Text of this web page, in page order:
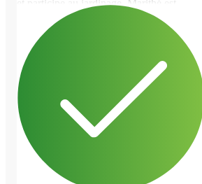
et participe au jardinage. Marithé est
journaliste et est principalement en
télétravail avec quelques déplacements. Et
la maman d'Eric, invalide vit aussi à notre
domicile et bénéficie d'interventions
professionnelles. Notre dernier Ereno est
étudiant et joue de la musique à ses temps
libres. Nous accueillons aussi des
woofeurs pour l'aide au jardin et à la
transformation des légumes et volailles.
Nous proposons une chambre confortable
avec wifi et partage des repas
confectionnés principalement avec les
produits de notre jardin. En échange nous
demandons au locataire contre services de